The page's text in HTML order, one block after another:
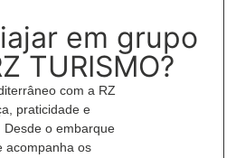
em grupo
TURISMO?
com a RZ
praticidade e
o embarque
acompanha os